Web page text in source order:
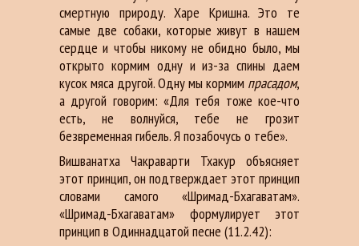
смертную природу. Харе Кришна. Это те
самые две собаки, которые живут в нашем
сердце и чтобы никому не обидно было, мы
открыто кормим одну и из-за спины даем
кусок мяса другой. Одну мы кормим прасадом,
а другой говорим: «Для тебя тоже кое-что
есть, не волнуйся, тебе не грозит
безвременная гибель. Я позабочусь о тебе».
Вишванатха Чакраварти Тхакур объясняет
этот принцип, он подтверждает этот принцип
словами самого «Шримад-Бхагаватам».
«Шримад-Бхагаватам» формулирует этот
принцип в Одиннадцатой песне (11.2.42):